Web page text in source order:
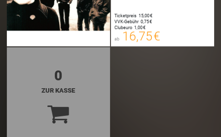
Ticketpreis 15,00 €
VVK-Gebühr 0,75 €
Clubeuro 1,00 €
ab 16,75 €
00
0
ZUR KASSE